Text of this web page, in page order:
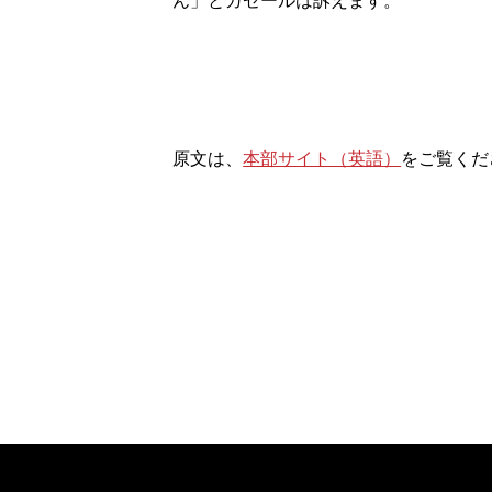
原文は、本部サイト（英語） をご覧く